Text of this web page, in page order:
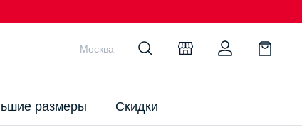
размеры Скидки
Москва